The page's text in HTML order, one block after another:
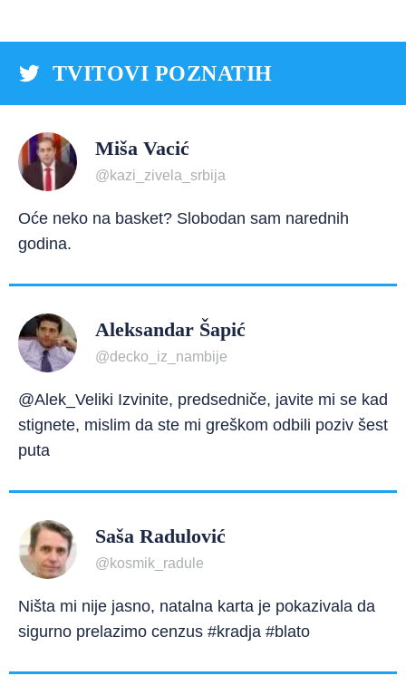
TVITOVI POZNATIH
Miša Vacić
@kazi_zivela_srbija
Oće neko na basket? Slobodan sam narednih
godina.
Aleksandar Šapić
@decko_iz_nambije
@Alek_Veliki Izvinite, predsedniče, javite mi se kad
stignete, mislim da ste mi greškom odbili poziv šest
puta
Saša Radulović
@kosmik_radule
Ništa mi nije jasno, natalna karta je pokazivala da
sigurno prelazimo cenzus #kradja #blato